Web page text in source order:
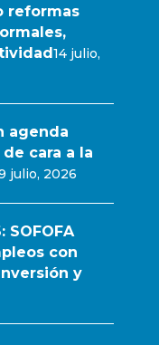
reformas
14 julio,
agenda
cara a la
julio, 2026
SOFOFA
con
y